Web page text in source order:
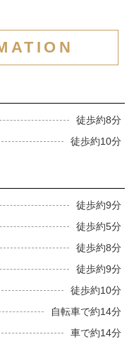
徒歩約8分
徒歩約10分
徒歩約9分
徒歩約5分
徒歩約8分
徒歩約9分
徒歩約10分
自転車で約14分
車で約14分